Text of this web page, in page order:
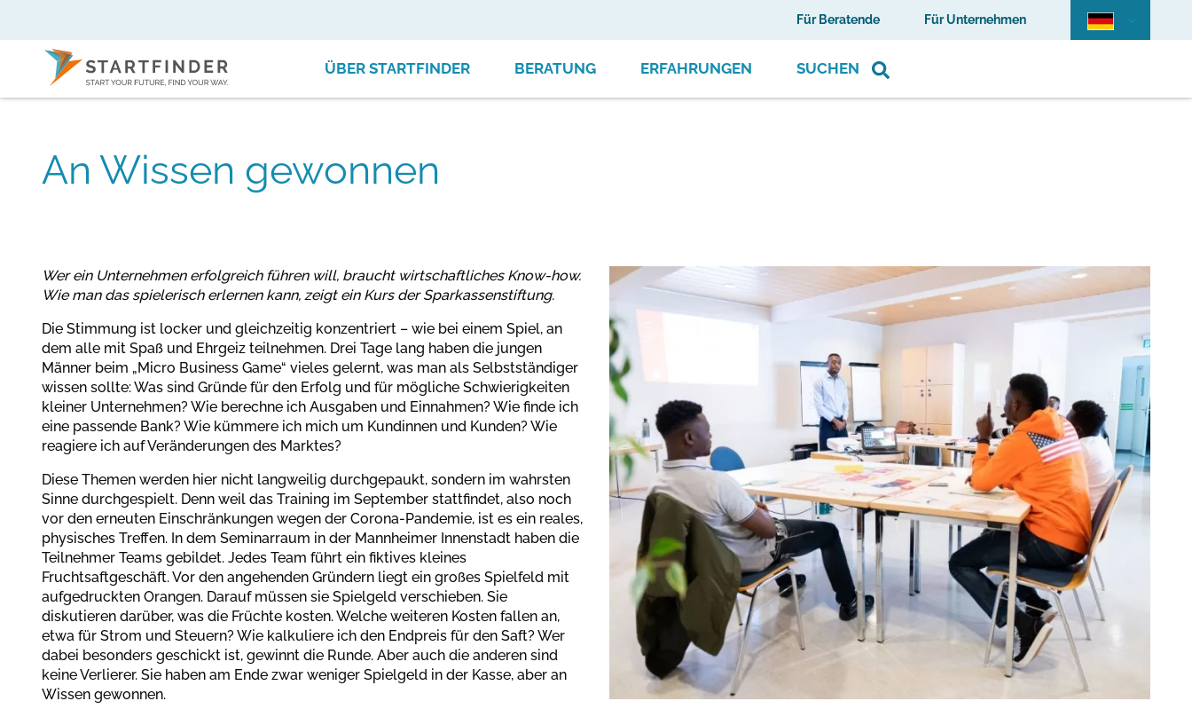
Für Beratende Für Unternehmen
ÜBER STARTFINDER BERATUNG ERFAHRUNGEN SUCHEN
An Wissen gewonnen
Wer ein Unternehmen erfolgreich führen will, braucht wirtschaftliches Know-how.
Wie man das spielerisch erlernen kann, zeigt ein Kurs der Sparkassenstiftung.
Die Stimmung ist locker und gleichzeitig konzentriert – wie bei einem Spiel, an
dem alle mit Spaß und Ehrgeiz teilnehmen. Drei Tage lang haben die jungen
Männer beim „Micro Business Game“ vieles gelernt, was man als Selbstständiger
wissen sollte: Was sind Gründe für den Erfolg und für mögliche Schwierigkeiten
kleiner Unternehmen? Wie berechne ich Ausgaben und Einnahmen? Wie finde ich
eine passende Bank? Wie kümmere ich mich um Kundinnen und Kunden? Wie
reagiere ich auf Veränderungen des Marktes?
Diese Themen werden hier nicht langweilig durchgepaukt, sondern im wahrsten
Sinne durchgespielt. Denn weil das Training im September stattfindet, also noch
vor den erneuten Einschränkungen wegen der Corona-Pandemie, ist es ein reales,
physisches Treffen. In dem Seminarraum in der Mannheimer Innenstadt haben die
Teilnehmer Teams gebildet. Jedes Team führt ein fiktives kleines
Fruchtsaftgeschäft. Vor den angehenden Gründern liegt ein großes Spielfeld mit
aufgedruckten Orangen. Darauf müssen sie Spielgeld verschieben. Sie
diskutieren darüber, was die Früchte kosten. Welche weiteren Kosten fallen an,
etwa für Strom und Steuern? Wie kalkuliere ich den Endpreis für den Saft? Wer
dabei besonders geschickt ist, gewinnt die Runde. Aber auch die anderen sind
keine Verlierer. Sie haben am Ende zwar weniger Spielgeld in der Kasse, aber an
Wissen gewonnen.